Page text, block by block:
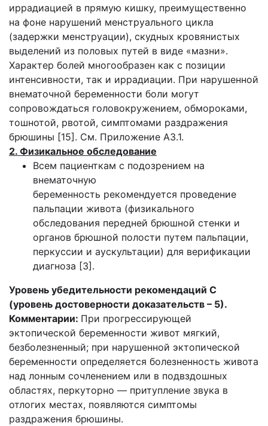
иррадиацией в прямую кишку, преимущественно
на фоне нарушений менструального цикла
(задержки менструации), скудных кровянистых
выделений из половых путей в виде «мазни».
Характер болей многообразен как с позиции
интенсивности, так и иррадиации. При нарушенной
внематочной беременности боли могут
сопровождаться головокружением, обмороками,
тошнотой, рвотой, симптомами раздражения
брюшины [15]. См. Приложение А3.1.
2. Физикальное обследование
Всем пациенткам с подозрением на
внематочную
беременность рекомендуется проведение
пальпации живота (физикального
обследования передней брюшной стенки и
органов брюшной полости путем пальпации,
перкуссии и аускультации) для верификации
диагноза [3].
Уровень убедительности рекомендаций С
(уровень достоверности доказательств – 5).
Комментарии: При прогрессирующей
эктопической беременности живот мягкий,
безболезненный; при нарушенной эктопической
беременности определяется болезненность живота
над лонным сочленением или в подвздошных
областях, перкуторно — притупление звука в
отлогих местах, появляются симптомы
раздражения брюшины.